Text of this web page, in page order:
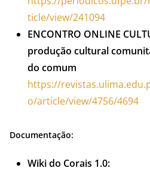
ticle/view/241094
ENCONTRO ONLINE
produção cultural
do comum
https://
o/article/view/4756/4694
Documentação:
Wiki do Corais 1.0: